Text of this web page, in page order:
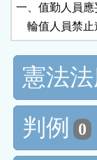
一、值勤人員
輪值人員禁止
憲法
判例
0